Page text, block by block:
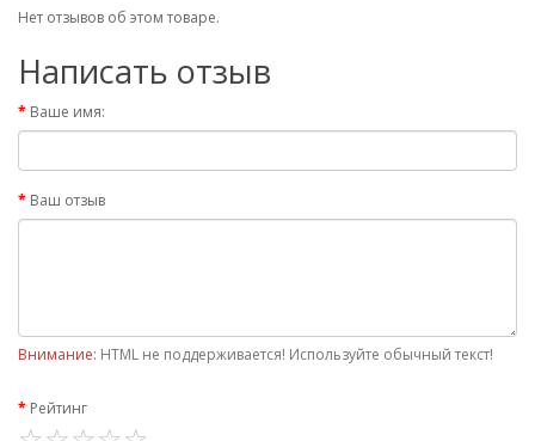
Нет отзывов об этом товаре.
Написать отзыв
Ваше имя:
Ваш отзыв
Внимание: HTML не поддерживается! Используйте обычный текст!
Рейтинг